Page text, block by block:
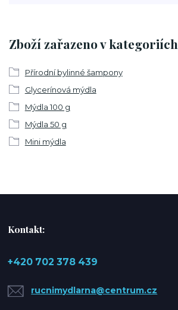
Zboží zařazeno v kategoriích
Přírodní bylinné šampony
Glycerínová mýdla
Mýdla 100 g
Mýdla 50 g
Mini mýdla
Kontakt:
+420 702 378 439
rucnimydlarna@centrum.cz